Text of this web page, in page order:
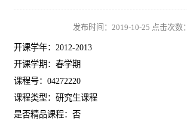
发布时间：2019-10-25 点击次数：
开课学年：2012-2013
开课学期：春学期
课程号：04272220
课程类型：研究生课程
是否精品课程：否